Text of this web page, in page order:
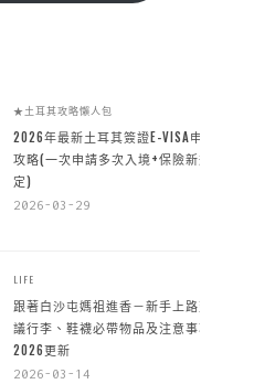
★土耳其攻略懶人包
2026年最新土耳其簽證E-VISA申請
攻略(一次申請多次入境+保險新規
定)
2026-03-29
LIFE
跟著白沙屯媽祖進香－新手上路建
議行李、鞋襪必帶物品及注意事項
2026更新
2026-03-14